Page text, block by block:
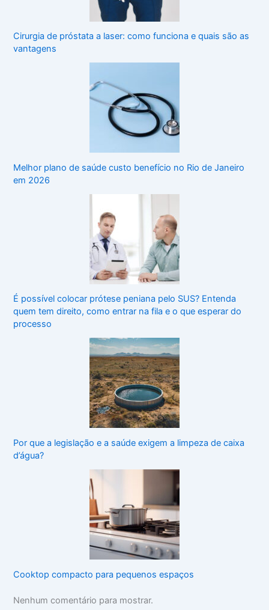
Cirurgia de próstata a laser: como funciona e quais são as
vantagens
Melhor plano de saúde custo benefício no Rio de Janeiro
em 2026
É possível colocar prótese peniana pelo SUS? Entenda
quem tem direito, como entrar na fila e o que esperar do
processo
Por que a legislação e a saúde exigem a limpeza de caixa
d’água?
Cooktop compacto para pequenos espaços
Nenhum comentário para mostrar.